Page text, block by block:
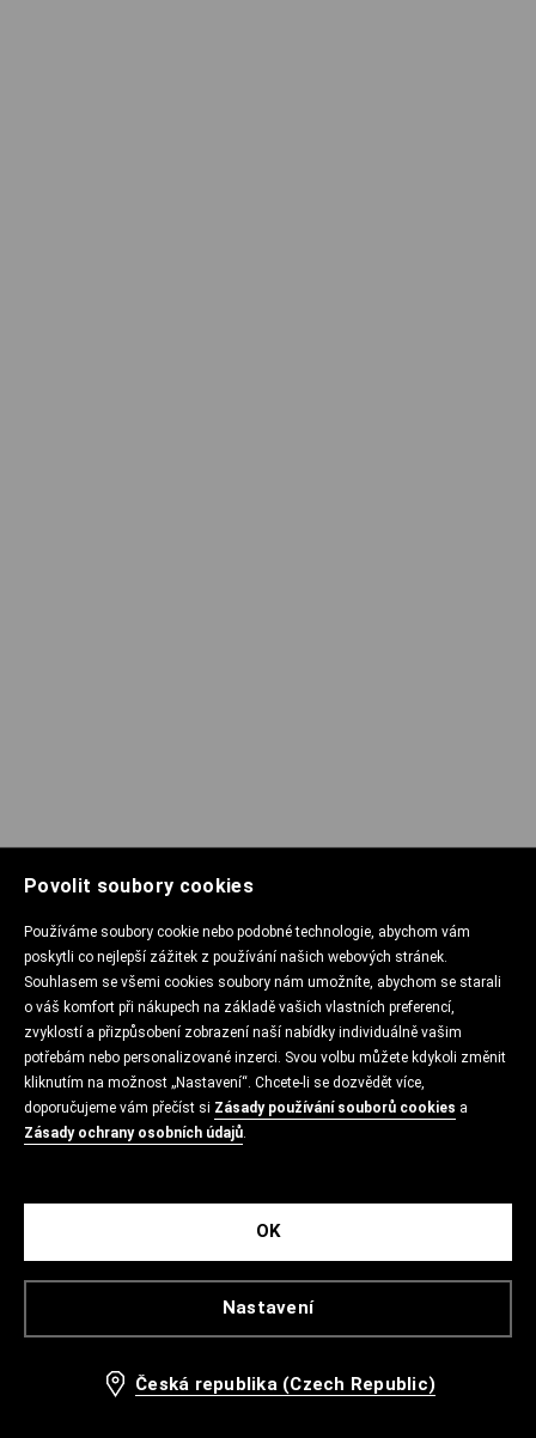
Povolit soubory cookies
Používáme soubory cookie nebo podobné technologie, abychom vám
poskytli co nejlepší zážitek z používání našich webových stránek.
Souhlasem se všemi cookies soubory nám umožníte, abychom se starali
o váš komfort při nákupech na základě vašich vlastních preferencí,
zvyklostí a přizpůsobení zobrazení naší nabídky individuálně vašim
potřebám nebo personalizované inzerci. Svou volbu můžete kdykoli změnit
kliknutím na možnost „Nastavení“. Chcete-li se dozvědět více,
doporučujeme vám přečíst si Zásady používání souborů cookies a
Zásady ochrany osobních údajů.
Nastavení
OK
Česká republika (Czech Republic)